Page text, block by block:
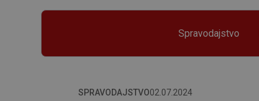
Spravodajstvo
SPRAVODAJSTVO02.07.2024